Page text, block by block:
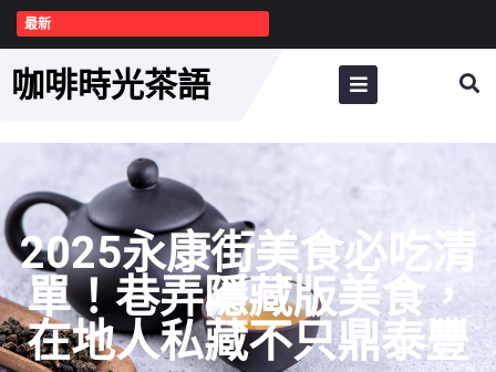
最新
咖啡時光茶語
2025永康街美食必吃清
單！巷弄隱藏版美食，
在地人私藏不只鼎泰豐